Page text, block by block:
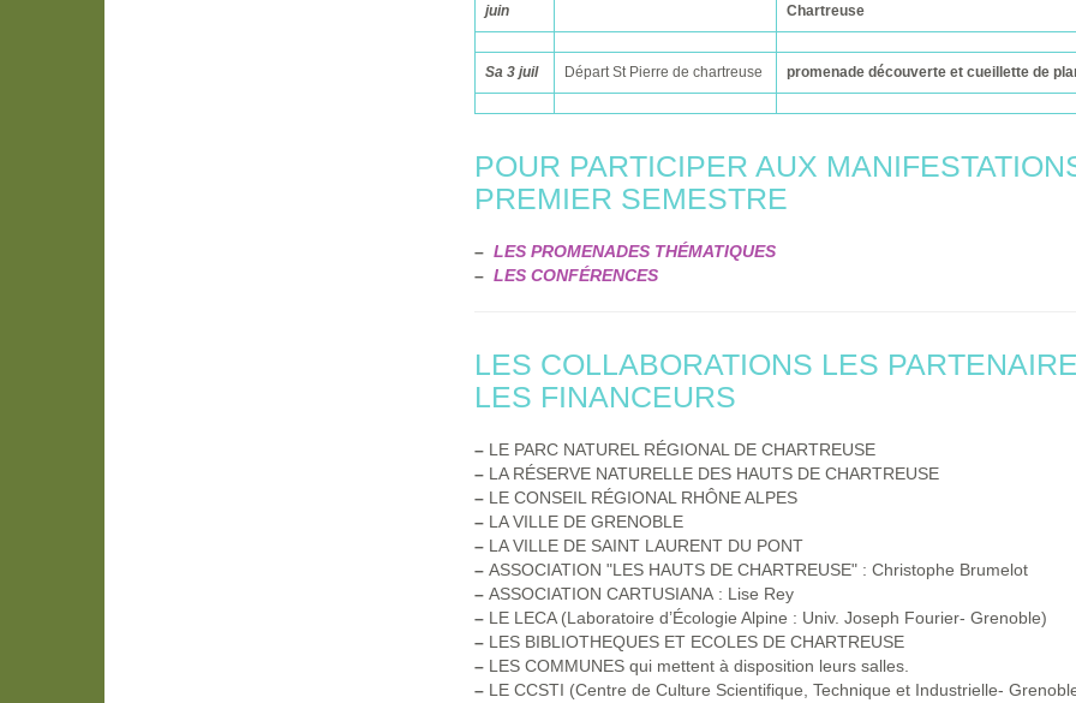
juin
Chartreuse
Sa 3 juil Départ St Pierre de chartreuse promenade découverte et cueillette de
POUR PARTICIPER AUX
PREMIER SEMESTRE
– LES PROMENADES THÉMATIQUES
– LES CONFÉRENCES
LES COLLABORATIONS LES
LES FINANCEURS
–LE PARC NATUREL RÉGIONAL DE CHARTREUSE
–LA RÉSERVE NATURELLE DES HAUTS DE CHARTREUSE
–LE CONSEIL RÉGIONAL RHÔNE ALPES
–LA VILLE DE GRENOBLE
–LA VILLE DE SAINT LAURENT DU PONT
–ASSOCIATION "LES HAUTS DE CHARTREUSE" : Christophe Brumelot
–ASSOCIATION CARTUSIANA : Lise Rey
–LE LECA (Laboratoire d’Écologie Alpine : Univ. Joseph Fourier- Grenoble)
–LES BIBLIOTHEQUES ET ECOLES DE CHARTREUSE
–LES COMMUNES qui mettent à disposition leurs salles.
–LE CCSTI (Centre de Culture Scientifique, Technique et Industrielle-